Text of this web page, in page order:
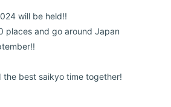
will be held!!
places and go around Japan
the best saikyo time together!